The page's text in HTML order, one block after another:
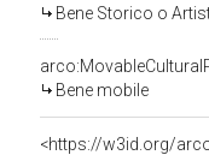
Bene Storico o
Bene mobile
<https://w3id.org/